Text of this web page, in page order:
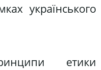
українського
етики